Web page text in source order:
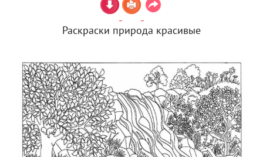
Раскраски природа красивые